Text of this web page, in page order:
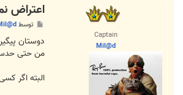
Captain
Mil@d
اعتراض
ت
توسط
دوستان
من حتی حدس
البته اگر